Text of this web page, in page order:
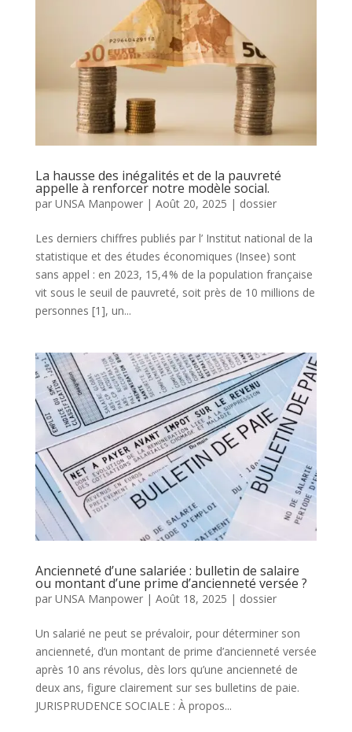
La hausse des inégalités et de la pauvreté
appelle à renforcer notre modèle social.
par UNSA Manpower| Août 20, 2025 | dossier
Les derniers chiffres publiés par l’ Institut national de la
statistique et des études économiques (Insee) sont
sans appel : en 2023, 15,4 % de la population française
vit sous le seuil de pauvreté, soit près de 10 millions de
personnes [1], un...
Ancienneté d’une salariée : bulletin de salaire
ou montant d’une prime d’ancienneté versée ?
par UNSA Manpower| Août 18, 2025 | dossier
Un salarié ne peut se prévaloir, pour déterminer son
ancienneté, d’un montant de prime d’ancienneté versée
après 10 ans révolus, dès lors qu’une ancienneté de
deux ans, figure clairement sur ses bulletins de paie.
JURISPRUDENCE SOCIALE : À propos...